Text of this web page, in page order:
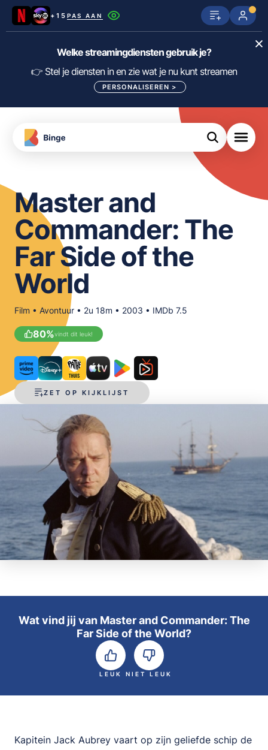
+15 PAS AAN
Netflix SkyShowtime Prime Video
Disney+ Videoland HBO Max
Viaplay Apple TV
KIJK
meJane Canal+
FILTER FILMS EN SERIES OP MIJN
DIENSTEN
ALLES/NIETS SELECTEREN
Welke streamingdiensten gebruik je?
👉 Stel je diensten in en zie wat je nu kunt streamen
PERSONALISEREN >
Download
de
Binge
App
Master and
Commander: The
Far Side of the
World
Film • Avontuur • 2u 18m • 2003 • IMDb 7.5
80%vindt dit leuk!
ZET OP KIJKLIJST
Wat vind jij van Master and Commander: The
Far Side of the World?
LEUK NIET LEUK
Kapitein Jack Aubrey vaart op zijn geliefde schip de